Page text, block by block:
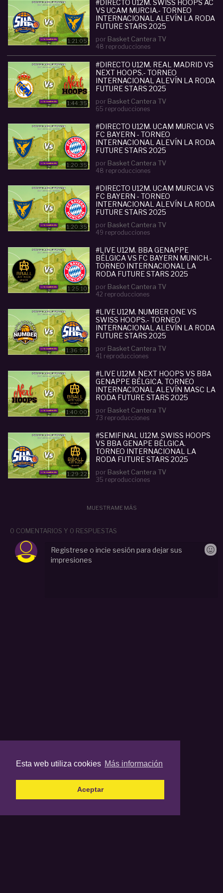
Esta web utiliza cookies Más información
Aceptar
de los mejores equipos y jugadores de las
categorías de Cantera de España y Europa: U12,
U14, U16, U18... Con un impacto de audiencia que
supera los 32 millones de visualizaciones en todo
el mundo.
- Información TWITTER: @BasketCanteraTV
- INSTAGRAM:
www.instagram.com/basketcantera/
Mini (U12)
#directo # u12m #fc # bayern #basketball #vsnex
t
# hoops # torneo #internacional #la
ure
#stars #2025
1:21:05
#DIRECTO U12M. SWISS HOOPS AC
VS UCAM MURCIA.- TORNEO
INTERNACIONAL ALEVÍN LA RODA
FUTURE STARS 2025
por Basket Cantera TV
48 reproducciones
1:44:35
#DIRECTO U12M. REAL MADRID VS
NEXT HOOPS.- TORNEO
INTERNACIONAL ALEVÍN LA RODA
FUTURE STARS 2025
por Basket Cantera TV
65 reproducciones
1:20:35
#DIRECTO U12M. UCAM MURCIA VS
FC BAYERN - TORNEO
INTERNACIONAL ALEVÍN LA RODA
FUTURE STARS 2025
por Basket Cantera TV
48 reproducciones
1:20:35
#DIRECTO U12M. UCAM MURCIA VS
FC BAYERN - TORNEO
INTERNACIONAL ALEVÍN LA RODA
FUTURE STARS 2025
por Basket Cantera TV
49 reproducciones
1:25:10
#LIVE U12M. BBA GENAPPE
BÉLGICA VS FC BAYERN MUNICH.-
TORNEO INTERNACIONAL LA
RODA FUTURE STARS 2025
por Basket Cantera TV
42 reproducciones
1:36:55
#LIVE U12M. NUMBER ONE VS
SWISS HOOPS.- TORNEO
INTERNACIONAL ALEVÍN LA RODA
FUTURE STARS 2025
por Basket Cantera TV
41 reproducciones
1:40:00
#LIVE U12M. NEXT HOOPS VS BBA
GENAPPE BÉLGICA. TORNEO
INTERNACIONAL ALEVÍN MASC LA
RODA FUTURE STARS 2025
por Basket Cantera TV
73 reproducciones
1:29:22
#SEMIFINAL U12M. SWISS HOOPS
VS BBA GENAPE BÉLGICA.
TORNEO INTERNACIONAL LA
RODA FUTURE STARS 2025
por Basket Cantera TV
35 reproducciones
MUESTRAME MÁS
0 COMENTARIOS Y 0 RESPUESTAS